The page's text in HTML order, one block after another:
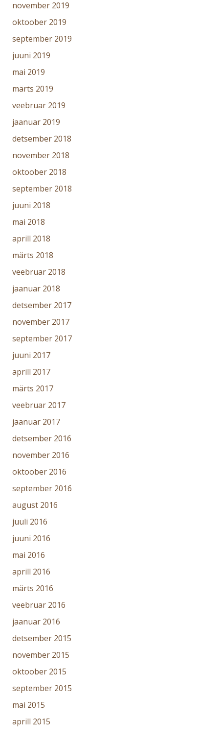
november 2019
oktoober 2019
september 2019
juuni 2019
mai 2019
märts 2019
veebruar 2019
jaanuar 2019
detsember 2018
november 2018
oktoober 2018
september 2018
juuni 2018
mai 2018
aprill 2018
märts 2018
veebruar 2018
jaanuar 2018
detsember 2017
november 2017
september 2017
juuni 2017
aprill 2017
märts 2017
veebruar 2017
jaanuar 2017
detsember 2016
november 2016
oktoober 2016
september 2016
august 2016
juuli 2016
juuni 2016
mai 2016
aprill 2016
märts 2016
veebruar 2016
jaanuar 2016
detsember 2015
november 2015
oktoober 2015
september 2015
mai 2015
aprill 2015